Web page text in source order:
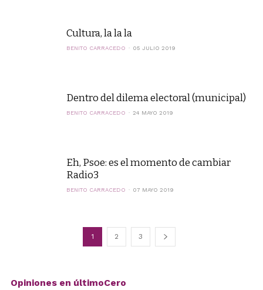
Cultura, la la la
BENITO CARRACEDO 05 JULIO 2019
Dentro del dilema electoral (municipal)
BENITO CARRACEDO 24 MAYO 2019
Eh, Psoe: es el momento de cambiar
Radio3
BENITO CARRACEDO 07 MAYO 2019
1 2 3
Opiniones en últimoCero